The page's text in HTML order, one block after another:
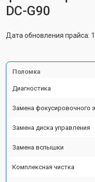
DC-G90
Дата обновления прайса:
Поломка
Диагностика
Замена фокусировочного
Замена диска управления
Замена вспышки
Комплексная чистка